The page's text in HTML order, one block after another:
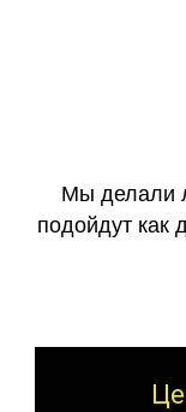
Мы делали
подойдут как